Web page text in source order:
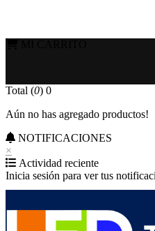
Total (0) 0
Aún no has agregado productos!
NOTIFICACIONES
×
Actividad reciente
Inicia sesión para ver tus